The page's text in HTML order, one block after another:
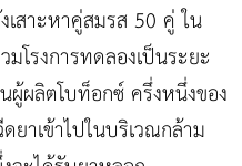
สาะหาคู่สมรส 50 คู่ ใน
โรงการทดลองเป็นระยะ
ผู้ผลิตโบท็อกซ์ ครึ่งหนึ่งของ
ยาเข้าไปในบริเวณกล้าม